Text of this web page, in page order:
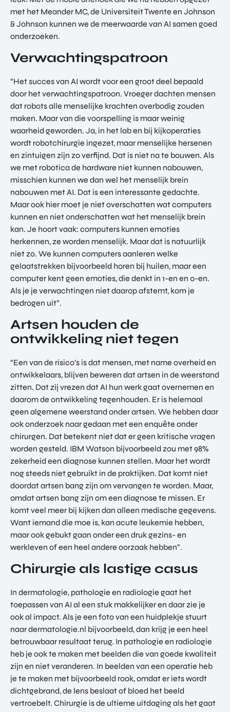
met het Meander MC, de Universiteit Twente en Johnson
& Johnson kunnen we de meerwaarde van AI samen goed
onderzoeken.
Verwachtingspatroon
“Het succes van AI wordt voor een groot deel bepaald
door het verwachtingspatroon. Vroeger dachten mensen
dat robots alle menselijke krachten overbodig zouden
maken. Maar van die voorspelling is maar weinig
waarheid geworden. Ja, in het lab en bij kijkoperaties
wordt robotchirurgie ingezet, maar menselijke hersenen
en zintuigen zijn zo verfijnd. Dat is niet na te bouwen. Als
we met robotica de hardware niet kunnen nabouwen,
misschien kunnen we dan wel het menselijk brein
nabouwen met AI. Dat is een interessante gedachte.
Maar ook hier moet je niet overschatten wat computers
kunnen en niet onderschatten wat het menselijk brein
kan. Je hoort vaak: computers kunnen emoties
herkennen, ze worden menselijk. Maar dat is natuurlijk
niet zo. We kunnen computers aanleren welke
gelaatstrekken bijvoorbeeld horen bij huilen, maar een
computer kent geen emoties, die denkt in 1-en en 0-en.
Als je je verwachtingen niet daarop afstemt, kom je
bedrogen uit”.
Artsen houden de
ontwikkeling niet tegen
“Een van de risico’s is dat mensen, met name overheid en
ontwikkelaars, blijven beweren dat artsen in de weerstand
zitten. Dat zij vrezen dat AI hun werk gaat overnemen en
daarom de ontwikkeling tegenhouden. Er is helemaal
geen algemene weerstand onder artsen. We hebben daar
ook onderzoek naar gedaan met een enquête onder
chirurgen. Dat betekent niet dat er geen kritische vragen
worden gesteld. IBM Watson bijvoorbeeld zou met 98%
zekerheid een diagnose kunnen stellen. Maar het wordt
nog steeds niet gebruikt in de praktijken. Dat komt niet
doordat artsen bang zijn om vervangen te worden. Maar,
omdat artsen bang zijn om een diagnose te missen. Er
komt veel meer bij kijken dan alleen medische gegevens.
Want iemand die moe is, kan acute leukemie hebben,
maar ook gebukt gaan onder een druk gezins- en
werkleven of een heel andere oorzaak hebben”.
Chirurgie als lastige casus
In dermatologie, pathologie en radiologie gaat het
toepassen van AI al een stuk makkelijker en daar zie je
ook al impact. Als je een foto van een huidplekje stuurt
naar dermatologie.nl bijvoorbeeld, dan krijg je een heel
betrouwbaar resultaat terug. In pathologie en radiologie
heb je ook te maken met beelden die van goede kwaliteit
zijn en niet veranderen. In beelden van een operatie heb
je te maken met bijvoorbeeld rook, omdat er iets wordt
dichtgebrand, de lens beslaat of bloed het beeld
vertroebelt. Chirurgie is de ultieme uitdaging als het gaat